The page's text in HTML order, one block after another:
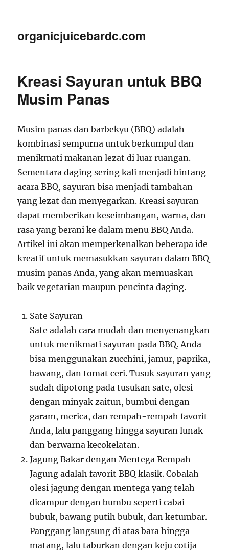
organicjuicebardc.com
Kreasi Sayuran untuk BBQ
Musim Panas
Musim panas dan barbekyu (BBQ) adalah
kombinasi sempurna untuk berkumpul dan
menikmati makanan lezat di luar ruangan.
Sementara daging sering kali menjadi bintang
acara BBQ, sayuran bisa menjadi tambahan
yang lezat dan menyegarkan. Kreasi sayuran
dapat memberikan keseimbangan, warna, dan
rasa yang berani ke dalam menu BBQ Anda.
Artikel ini akan memperkenalkan beberapa ide
kreatif untuk memasukkan sayuran dalam BBQ
musim panas Anda, yang akan memuaskan
baik vegetarian maupun pencinta daging.
Sate Sayuran
Sate adalah cara mudah dan menyenangkan
untuk menikmati sayuran pada BBQ. Anda
bisa menggunakan zucchini, jamur, paprika,
bawang, dan tomat ceri. Tusuk sayuran yang
sudah dipotong pada tusukan sate, olesi
dengan minyak zaitun, bumbui dengan
garam, merica, dan rempah-rempah favorit
Anda, lalu panggang hingga sayuran lunak
dan berwarna kecokelatan.
Jagung Bakar dengan Mentega Rempah
Jagung adalah favorit BBQ klasik. Cobalah
olesi jagung dengan mentega yang telah
dicampur dengan bumbu seperti cabai
bubuk, bawang putih bubuk, dan ketumbar.
Panggang langsung di atas bara hingga
matang, lalu taburkan dengan keju cotija